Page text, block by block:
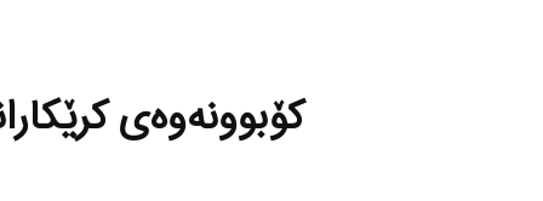
كۆبوونه‌وه‌ی